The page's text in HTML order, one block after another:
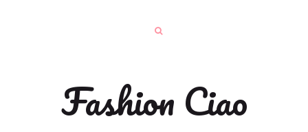
Fashion Ciao